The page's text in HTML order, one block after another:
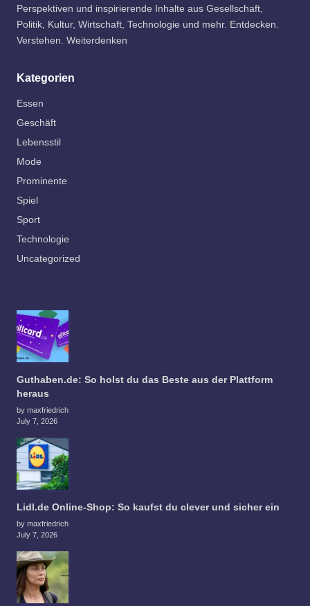
Perspektiven und inspirierende Inhalte aus Gesellschaft,
Politik, Kultur, Wirtschaft, Technologie und mehr. Entdecken.
Verstehen. Weiterdenken
Kategorien
Essen
Geschäft
Lebensstil
Mode
Prominente
Spiel
Sport
Technologie
Uncategorized
Guthaben.de: So holst du das Beste aus der Plattform
heraus
by maxfriedrich
July 7, 2026
Lidl.de Online-Shop: So kaufst du clever und sicher ein
by maxfriedrich
July 7, 2026